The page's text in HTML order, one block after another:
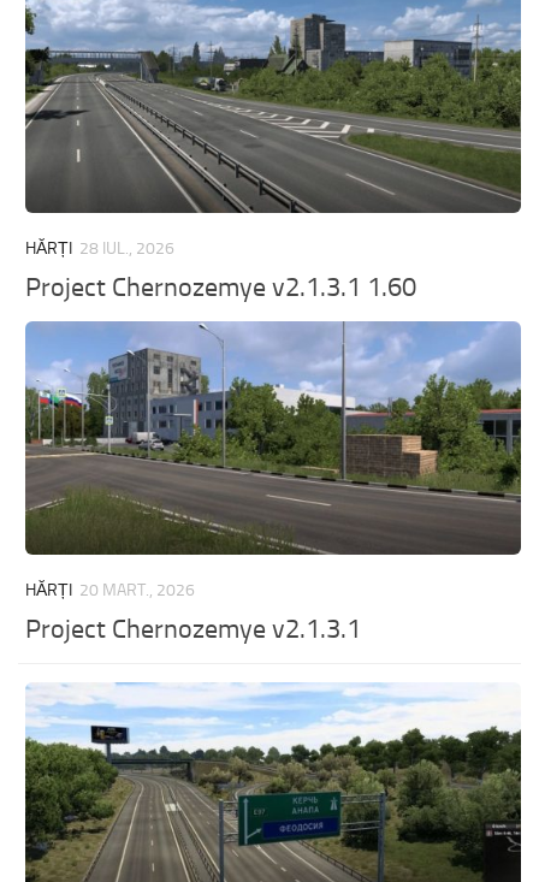
HĂRȚI 28 IUL., 2026
Project Chernozemye v2.1.3.1 1.60
HĂRȚI 20 MART., 2026
Project Chernozemye v2.1.3.1